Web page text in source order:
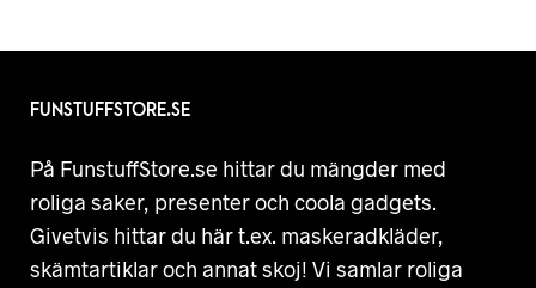
FUNSTUFFSTORE.SE
På FunstuffStore.se hittar du mängder med
roliga saker, presenter och coola gadgets.
Givetvis hittar du här t.ex. maskeradkläder,
skämtartiklar och annat skoj! Vi samlar roliga